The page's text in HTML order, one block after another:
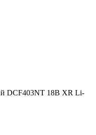
DCF403NT 18В XR Li-